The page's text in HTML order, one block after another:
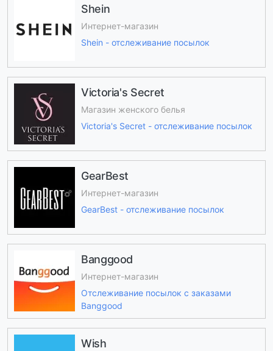
Shein
Интернет-магазин
Shein - отслеживание посылок
Victoria's Secret
Магазин женского белья
Victoria's Secret - отслеживание посылок
GearBest
Интернет-магазин
GearBest - отслеживание посылок
Banggood
Интернет-магазин
Отслеживание посылок с заказами
Banggood
Wish